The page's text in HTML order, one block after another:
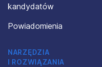
kandydatów
Powiadomienia
NARZĘDZIA
I ROZWIĄZANIA